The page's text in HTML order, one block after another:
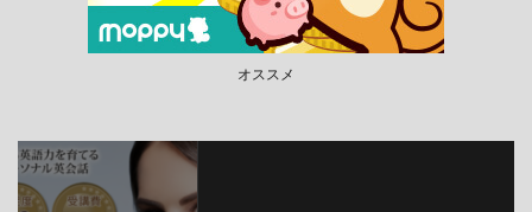
オススメ